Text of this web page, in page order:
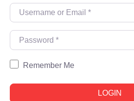
Username or Email*
Password*
Remember Me
LOGIN